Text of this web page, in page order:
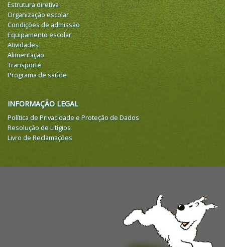
Estrutura diretiva
Organização escolar
Condições de admissão
Equipamento escolar
Atividades
Alimentação
Transporte
Programa de saúde
INFORMAÇÃO LEGAL
Política de Privacidade e Proteção de Dados
Resolução de Litígios
Livro de Reclamações